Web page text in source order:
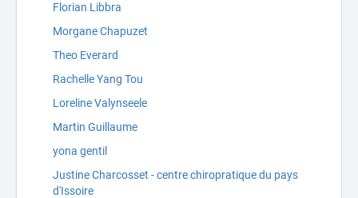
Florian Libbra
Morgane Chapuzet
Theo Everard
Rachelle Yang Tou
Loreline Valynseele
Martin Guillaume
yona gentil
Justine Charcosset - centre chiropratique du pays
d'Issoire